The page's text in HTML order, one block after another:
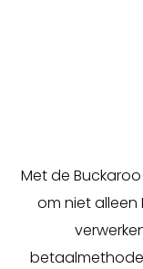
Met de Buckaroo
om niet alleen